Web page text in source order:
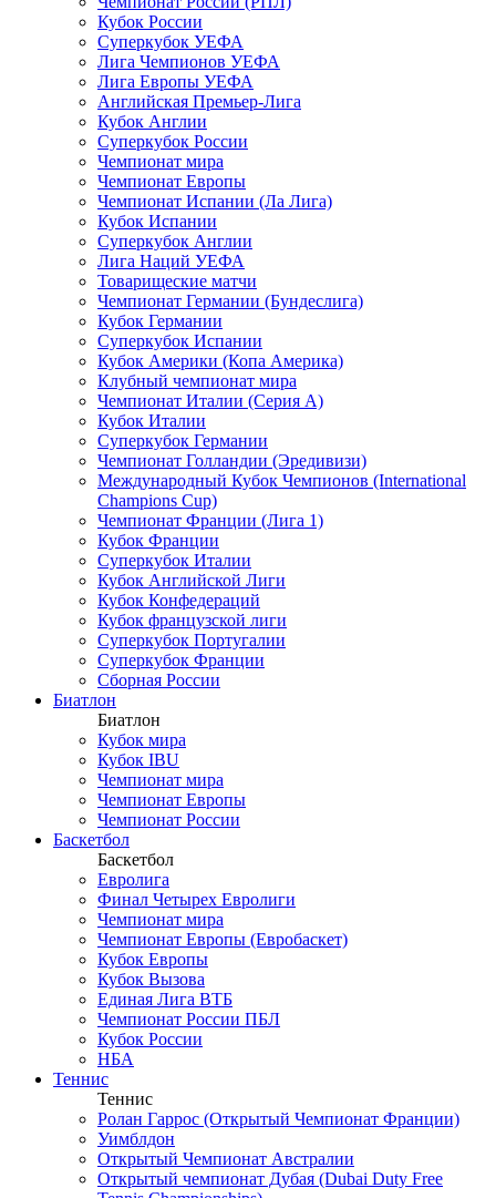
Кубок России
Суперкубок УЕФА
Лига Чемпионов УЕФА
Лига Европы УЕФА
Английская Премьер-Лига
Кубок Англии
Суперкубок России
Чемпионат мира
Чемпионат Европы
Чемпионат Испании (Ла Лига)
Кубок Испании
Суперкубок Англии
Лига Наций УЕФА
Товарищеские матчи
Чемпионат Германии (Бундеслига)
Кубок Германии
Суперкубок Испании
Кубок Америки (Копа Америка)
Клубный чемпионат мира
Чемпионат Италии (Серия А)
Кубок Италии
Суперкубок Германии
Чемпионат Голландии (Эредивизи)
Международный Кубок Чемпионов (International
Champions Cup)
Чемпионат Франции (Лига 1)
Кубок Франции
Суперкубок Италии
Кубок Английской Лиги
Кубок Конфедераций
Кубок французской лиги
Суперкубок Португалии
Суперкубок Франции
Сборная России
Биатлон
Биатлон
Кубок мира
Кубок IBU
Чемпионат мира
Чемпионат Европы
Чемпионат России
Баскетбол
Баскетбол
Евролига
Финал Четырех Евролиги
Чемпионат мира
Чемпионат Европы (Евробаскет)
Кубок Европы
Кубок Вызова
Единая Лига ВТБ
Чемпионат России ПБЛ
Кубок России
НБА
Теннис
Теннис
Ролан Гаррос (Открытый Чемпионат Франции)
Уимблдон
Открытый Чемпионат Австралии
Открытый чемпионат Дубая (Dubai Duty Free